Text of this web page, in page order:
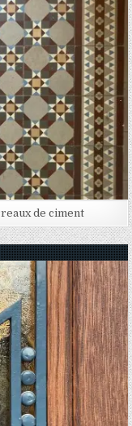
de ciment